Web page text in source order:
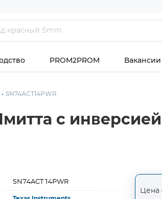
PROM2PROM Вакансии
SN74ACT14PWR
с инверсией
SN74ACT14PWR
Цена